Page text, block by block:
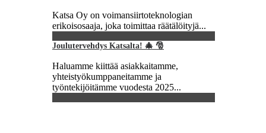
Katsa Oy on voimansiirtoteknologian
erikoisosaaja, joka toimittaa räätälöityjä...
Joulutervehdys Katsalta! 🎄 🎅
Haluamme kiittää asiakkaitamme,
yhteistyökumppaneitamme ja
työntekijöitämme vuodesta 2025...